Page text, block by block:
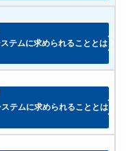
テムに求められることとは？
テムに求められることとは？